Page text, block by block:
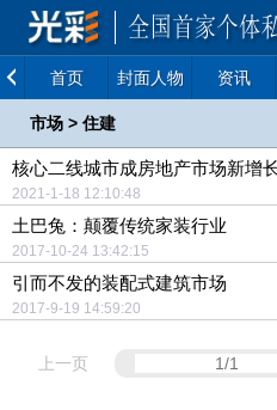
首页 封面人物 资讯
市场 > 住建
核心二线城市成房地产市场新增
2021-1-18 12:10:48
土巴兔：颠覆传统家装行业
2017-10-24 13:42:15
引而不发的装配式建筑市场
2017-9-19 14:59:20
上一页